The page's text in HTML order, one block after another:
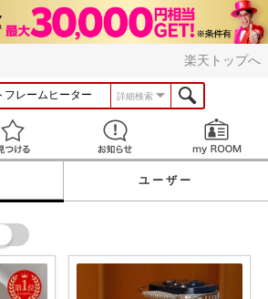
楽天トップへ
詳細検索
見つける お知らせ
ユーザー